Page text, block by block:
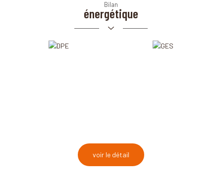
École maternelle
Pratique
Bilan
énergétique
voir le détail